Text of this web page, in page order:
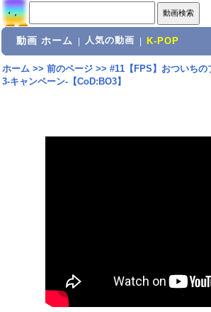
動画 ホーム 人気の動画 K-POP
ホーム>> 前のページ>> #11【FPS】おついちの
3-キャンペーン-【CoD:BO3】